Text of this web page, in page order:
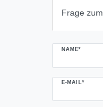
Frage
NAME*
E-MAIL*